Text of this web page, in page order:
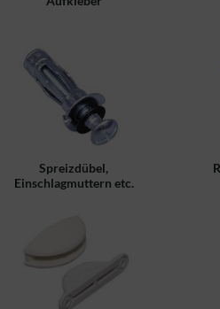
Spreizdübel,
Einschlagmuttern etc.